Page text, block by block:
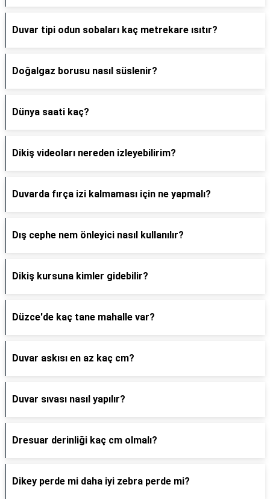
Duvar tipi odun sobaları kaç metrekare ısıtır?
Doğalgaz borusu nasıl süslenir?
Dünya saati kaç?
Dikiş videoları nereden izleyebilirim?
Duvarda fırça izi kalmaması için ne yapmalı?
Dış cephe nem önleyici nasıl kullanılır?
Dikiş kursuna kimler gidebilir?
Düzce'de kaç tane mahalle var?
Duvar askısı en az kaç cm?
Duvar sıvası nasıl yapılır?
Dresuar derinliği kaç cm olmalı?
Dikey perde mi daha iyi zebra perde mi?